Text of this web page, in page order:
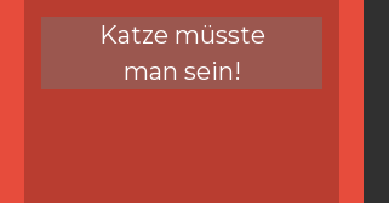
Katze müsste
man sein!